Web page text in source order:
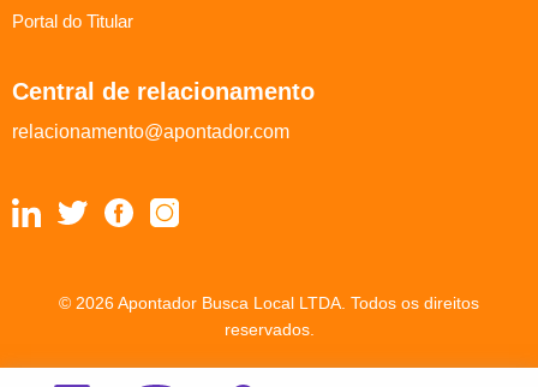
Portal do Titular
Central de relacionamento
relacionamento@apontador.com
© 2026 Apontador Busca Local LTDA. Todos os direitos
reservados.